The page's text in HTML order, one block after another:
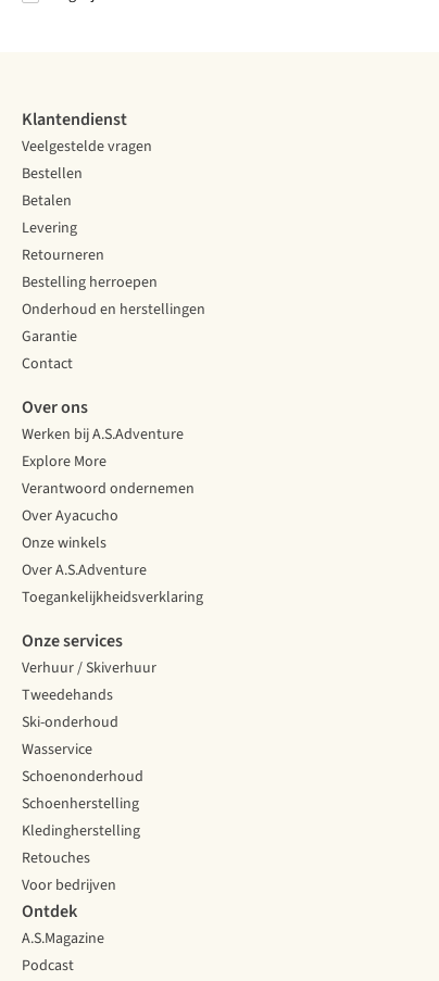
Klantendienst
Veelgestelde vragen
Bestellen
Betalen
Levering
Retourneren
Bestelling herroepen
Onderhoud en herstellingen
Garantie
Contact
Over ons
Werken bij A.S.Adventure
Explore More
Verantwoord ondernemen
Over Ayacucho
Onze winkels
Over A.S.Adventure
Toegankelijkheidsverklaring
Onze services
Verhuur / Skiverhuur
Tweedehands
Ski-onderhoud
Wasservice
Schoenonderhoud
Schoenherstelling
Kledingherstelling
Retouches
Voor bedrijven
Ontdek
A.S.Magazine
Podcast